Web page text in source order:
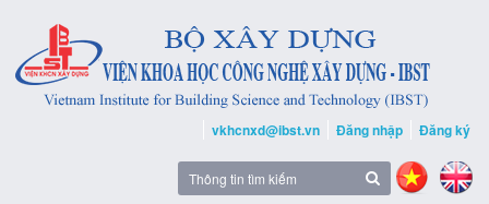
vkhcnxd@ibst.vn Đăng nhập Đăng ký